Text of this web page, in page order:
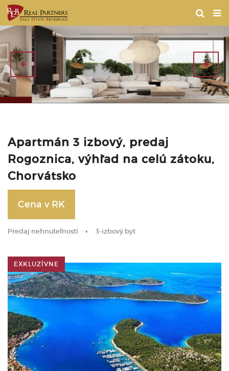
Apartmán 3 izbový, predaj
Rogoznica, výhľad na celú zátoku,
Chorvátsko
Cena v RK
Predaj nehnuteľností 3-izbový byt
EXKLUZÍVNE